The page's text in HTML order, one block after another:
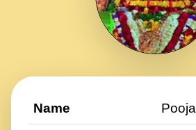
Name Pooja